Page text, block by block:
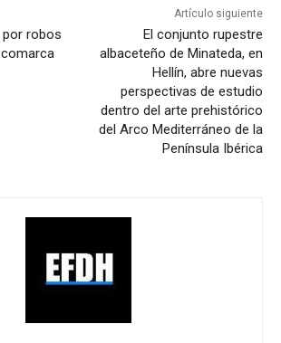
por robos
Artículo siguiente
El conjunto rupestre
albaceteño de Minateda, en
Hellín, abre nuevas
perspectivas de estudio
dentro del arte prehistórico
del Arco Mediterráneo de la
Península Ibérica